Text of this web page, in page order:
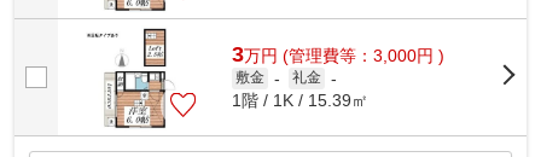
3万円 (管理費等：3,000円 )
敷金 - 礼金 -
1階 / 1K / 15.39㎡